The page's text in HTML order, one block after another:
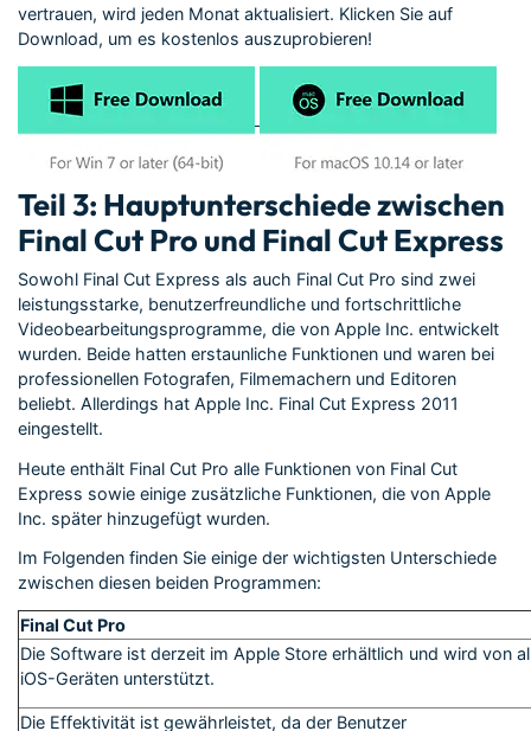
vertrauen, wird jeden Monat aktualisiert. Klicken Sie auf
Download, um es kostenlos auszuprobieren!
Teil 3: Hauptunterschiede zwischen
Final Cut Pro und Final Cut Express
Sowohl Final Cut Express als auch Final Cut Pro sind zwei
leistungsstarke, benutzerfreundliche und fortschrittliche
Videobearbeitungsprogramme, die von Apple Inc. entwickelt
wurden. Beide hatten erstaunliche Funktionen und waren bei
professionellen Fotografen, Filmemachern und Editoren
beliebt. Allerdings hat Apple Inc. Final Cut Express 2011
eingestellt.
Heute enthält Final Cut Pro alle Funktionen von Final Cut
Express sowie einige zusätzliche Funktionen, die von Apple
Inc. später hinzugefügt wurden.
Im Folgenden finden Sie einige der wichtigsten Unterschiede
zwischen diesen beiden Programmen:
Final Cut Pro
Die Software ist derzeit im Apple Store erhältlich und wird von
iOS-Geräten unterstützt.
Die Effektivität ist gewährleistet, da der Benutzer